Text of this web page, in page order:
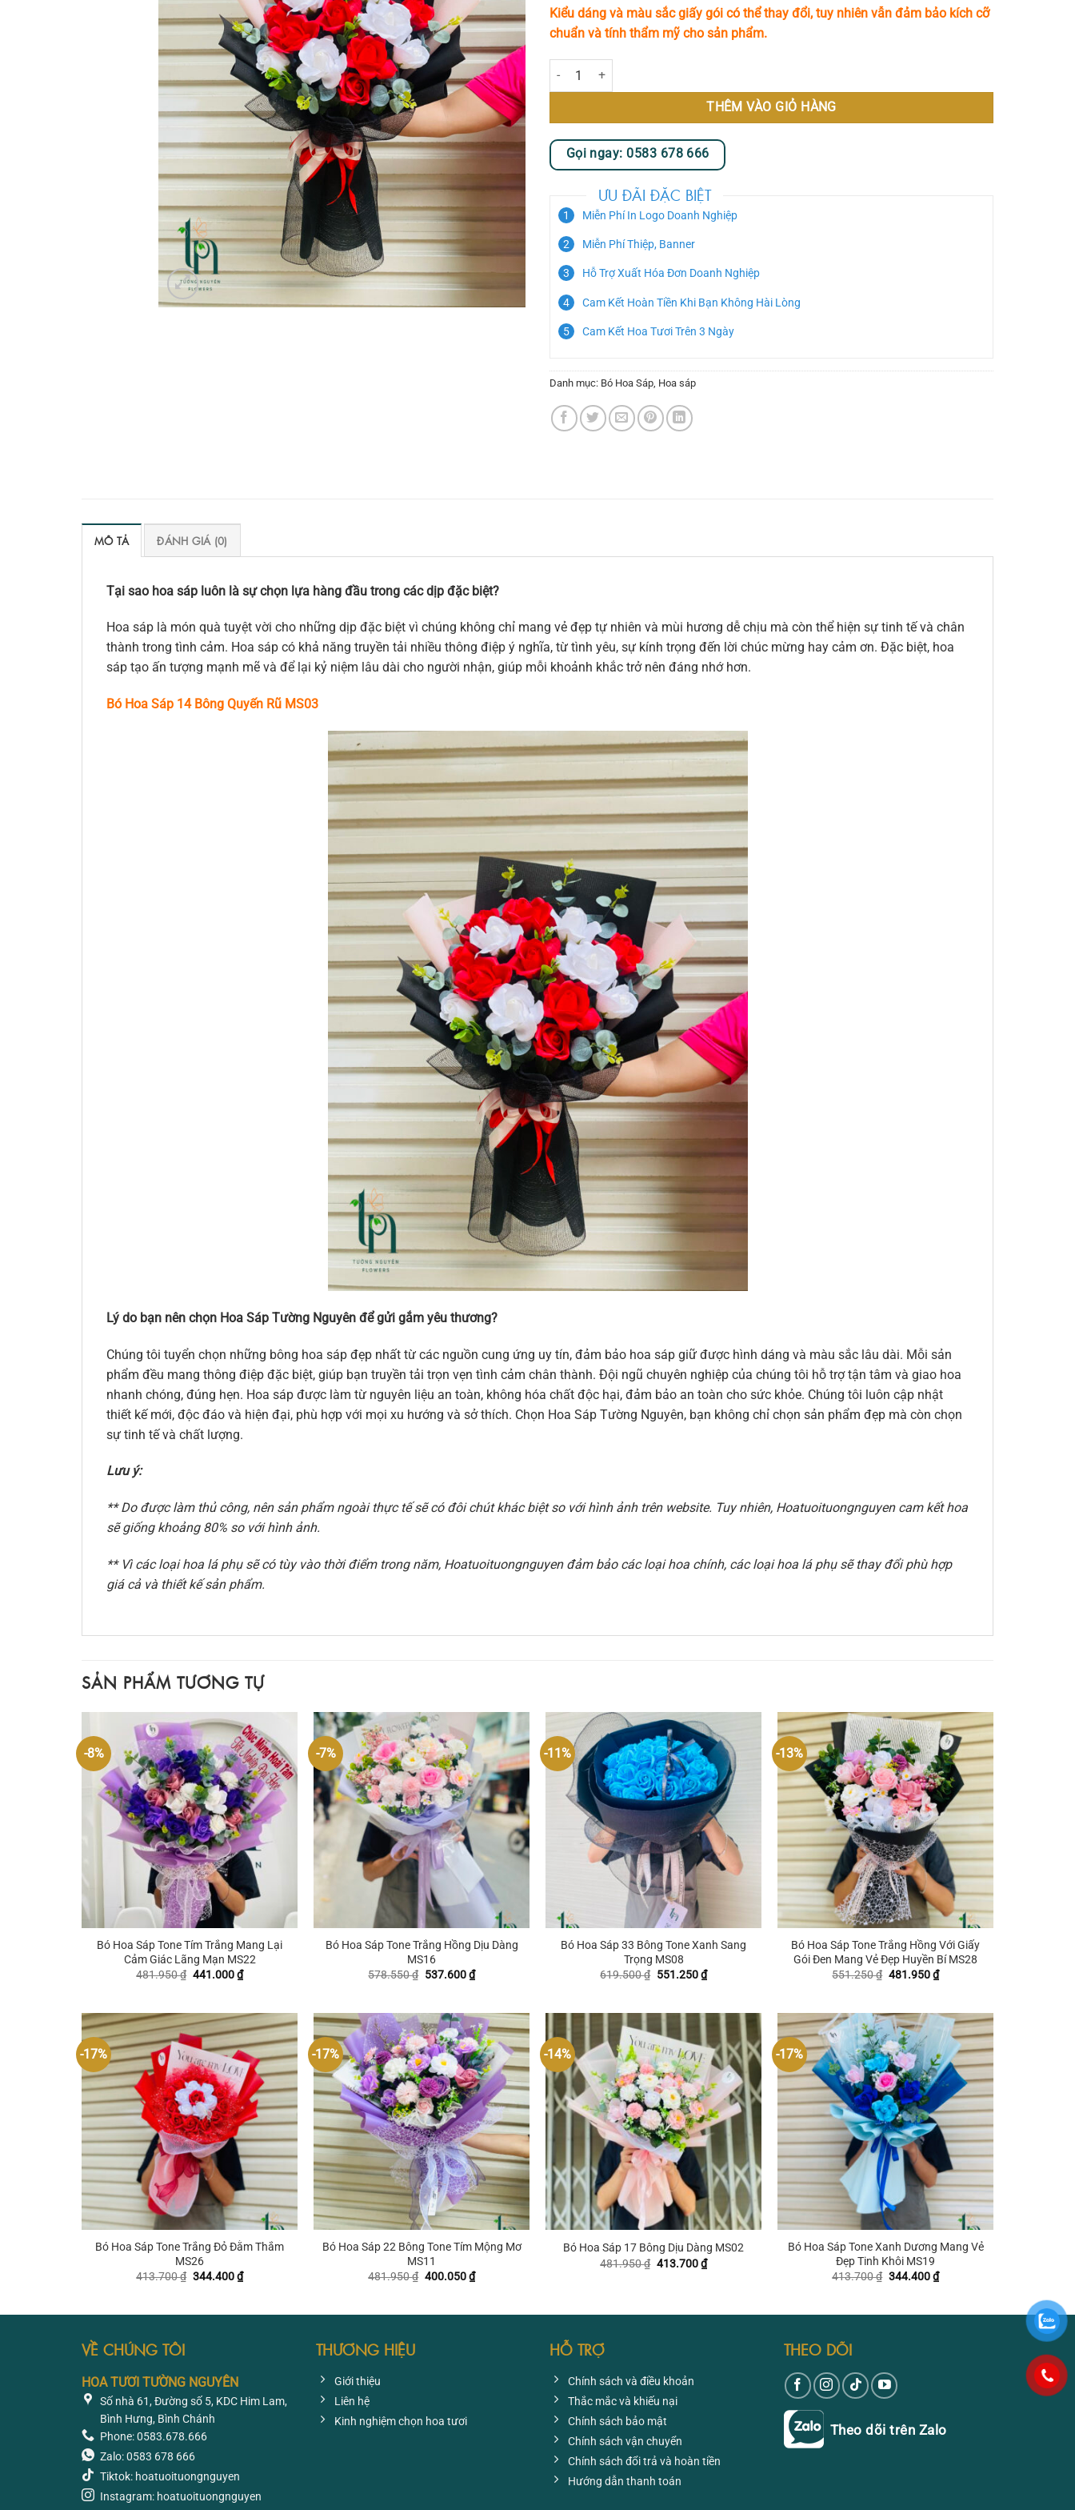
Kiểu dáng và màu sắc giấy gói có thể thay đổi, tuy nhiên vẫn đảm bảo kích cỡ
chuẩn và tính thẩm mỹ cho sản phẩm.
Bó Hoa Sáp 14 Bông Quyến Rũ MS03 số lượng
THÊM VÀO GIỎ HÀNG
Gọi ngay: 0583 678 666
ƯU ĐÃI ĐẶC BIỆT
Miễn Phí In Logo Doanh Nghiệp
Miễn Phí Thiệp, Banner
Hỗ Trợ Xuất Hóa Đơn Doanh Nghiệp
Cam Kết Hoàn Tiền Khi Bạn Không Hài Lòng
Cam Kết Hoa Tươi Trên 3 Ngày
Danh mục: Bó Hoa Sáp Hoa sáp
MÔ TẢ ĐÁNH GIÁ (0)
Tại sao hoa sáp luôn là sự chọn lựa hàng đầu trong các dịp đặc biệt?
Hoa sáp là món quà tuyệt vời cho những dịp đặc biệt vì chúng không chỉ mang vẻ đẹp tự nhiên và mùi hương dễ chịu mà còn thể hiện sự tinh tế và chân
thành trong tình cảm. Hoa sáp có khả năng truyền tải nhiều thông điệp ý nghĩa, từ tình yêu, sự kính trọng đến lời chúc mừng hay cảm ơn. Đặc biệt, hoa
sáp tạo ấn tượng mạnh mẽ và để lại kỷ niệm lâu dài cho người nhận, giúp mỗi khoảnh khắc trở nên đáng nhớ hơn.
Bó Hoa Sáp 14 Bông Quyến Rũ MS03
Lý do bạn nên chọn Hoa Sáp Tường Nguyên để gửi gắm yêu thương?
Chúng tôi tuyển chọn những bông hoa sáp đẹp nhất từ các nguồn cung ứng uy tín, đảm bảo hoa sáp giữ được hình dáng và màu sắc lâu dài. Mỗi sản
phẩm đều mang thông điệp đặc biệt, giúp bạn truyền tải trọn vẹn tình cảm chân thành. Đội ngũ chuyên nghiệp của chúng tôi hỗ trợ tận tâm và giao hoa
nhanh chóng, đúng hẹn. Hoa sáp được làm từ nguyên liệu an toàn, không hóa chất độc hại, đảm bảo an toàn cho sức khỏe. Chúng tôi luôn cập nhật
thiết kế mới, độc đáo và hiện đại, phù hợp với mọi xu hướng và sở thích. Chọn Hoa Sáp Tường Nguyên, bạn không chỉ chọn sản phẩm đẹp mà còn chọn
sự tinh tế và chất lượng.
Lưu ý:
** Do được làm thủ công, nên sản phẩm ngoài thực tế sẽ có đôi chút khác biệt so với hình ảnh trên website. Tuy nhiên, Hoatuoituongnguyen cam kết hoa
sẽ giống khoảng 80% so với hình ảnh.
** Vì các loại hoa lá phụ sẽ có tùy vào thời điểm trong năm, Hoatuoituongnguyen đảm bảo các loại hoa chính, các loại hoa lá phụ sẽ thay đổi phù hợp
giá cả và thiết kế sản phẩm.
SẢN PHẨM TƯƠNG TỰ
-8%
Bó Hoa Sáp Tone Tím Trắng Mang Lại
Cảm Giác Lãng Mạn MS22
481.950₫ Giá
441.000₫Giá
441.000 ₫.
-7%
Bó Hoa Sáp Tone Trắng Hồng Dịu Dàng
MS16
578.550₫ Giá
537.600₫Giá
537.600 ₫.
-11%
+
Bó Hoa Sáp 33 Bông Tone Xanh Sang
Trọng MS08
619.500₫ Giá
551.250₫Giá
551.250 ₫.
-13%
Bó Hoa Sáp Tone Trắng Hồng Với Giấy
Gói Đen Mang Vẻ Đẹp Huyền Bí MS28
551.250₫ Giá
481.950₫Giá
481.950 ₫.
-17%
Bó Hoa Sáp Tone Trắng Đỏ Đằm Thắm
MS26
413.700₫ Giá
344.400₫Giá
-17%
+
Bó Hoa Sáp 22 Bông Tone Tím Mộng Mơ
MS11
481.950₫ Giá
400.050₫Giá
-14%
+
Bó Hoa Sáp 17 Bông Dịu Dàng MS02
481.950₫ Giá
413.700₫Giá
-17%
+
Bó Hoa Sáp Tone Xanh Dương Mang Vẻ
Đẹp Tinh Khôi MS19
413.700₫ Giá
344.400₫Giá
VỀ CHÚNG TÔI
HOA TƯƠI TƯỜNG NGUYÊN
Số nhà 61, Đường số 5, KDC Him Lam,
Bình Hưng, Bình Chánh
Phone: 0583.678.666
Zalo: 0583 678 666
Tiktok: hoatuoituongnguyen
Instagram: hoatuoituongnguyen
THƯƠNG HIỆU
Giới thiệu
Liên hệ
Kinh nghiệm chọn hoa tươi
HỖ TRỢ
Chính sách và điều khoản
Thắc mắc và khiếu nại
Chính sách bảo mật
Chính sách vận chuyển
Chính sách đổi trả và hoàn tiền
Hướng dẫn thanh toán
THEO DÕI
Theo dõi trên Zalo